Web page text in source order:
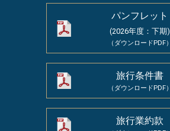
パンフレット
(2026年度：下期)
（ダウンロードPDF）
旅行条件書
（ダウンロードPDF）
旅行業約款